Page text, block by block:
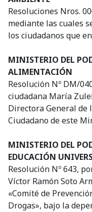
Resoluciones Nros.
mediante las cuales
los ciudadanos que
MINISTERIO DEL
ALIMENTACIÓN
Resolución Nº DM/
ciudadana María
Directora General de
Ciudadano de este
MINISTERIO DEL
EDUCACIÓN
Resolución Nº 643,
Víctor Ramón Soto
«Comité de
Drogas», bajo la